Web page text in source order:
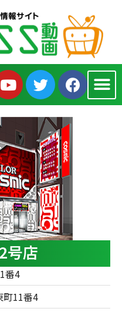
号店
番4
町11番4